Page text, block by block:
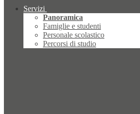
Servizi
Panoramica
Famiglie e studenti
Personale scolastico
Percorsi di studio